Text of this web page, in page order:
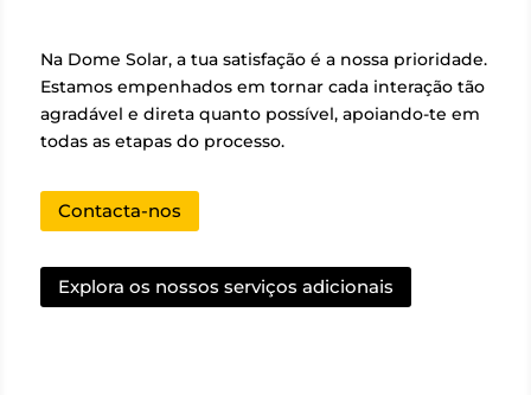
Na Dome Solar, a tua satisfação é a nossa prioridade.
Estamos empenhados em tornar cada interação tão
agradável e direta quanto possível, apoiando-te em
todas as etapas do processo.
Contacta-nos
Explora os nossos serviços adicionais